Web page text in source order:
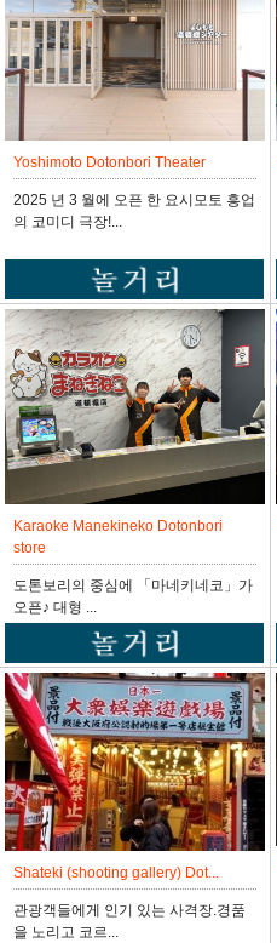
함♪ 2023년 11...
Yoshimoto Dotonbori Theater
2025 년 3 월에 오픈 한 요시모토 흥업
의 코미디 극장!...
Karaoke Manekineko Dotonbori
store
도톤보리의 중심에 「마네키네코」가
오픈♪ 대형 ...
Shateki (shooting gallery) Dot...
관광객들에게 인기 있는 사격장.경품
을 노리고 코르...